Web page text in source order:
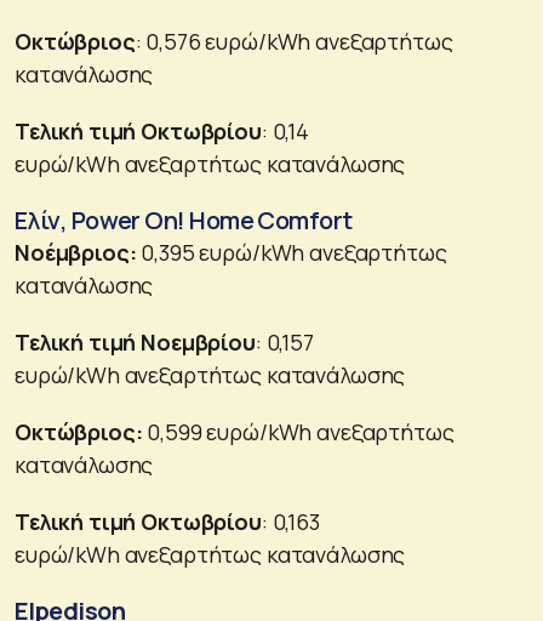
Οκτώβριος: 0,576 ευρώ/kWh ανεξαρτήτως
κατανάλωσης
Τελική τιμή Οκτωβρίου: 0,14
ευρώ/kWh ανεξαρτήτως κατανάλωσης
Ελίν, Power On! Home Comfort
Νοέμβριος: 0,395 ευρώ/kWh ανεξαρτήτως
κατανάλωσης
Τελική τιμή Νοεμβρίου: 0,157
ευρώ/kWh ανεξαρτήτως κατανάλωσης
Οκτώβριος: 0,599 ευρώ/kWh ανεξαρτήτως
κατανάλωσης
Τελική τιμή Οκτωβρίου: 0,163
ευρώ/kWh ανεξαρτήτως κατανάλωσης
Elpedison